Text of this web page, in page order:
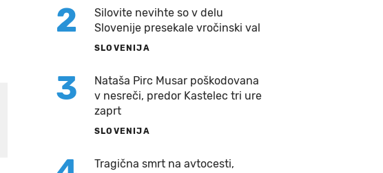
2
Silovite nevihte so v delu
Slovenije presekale vročinski val
SLOVENIJA
3
Nataša Pirc Musar poškodovana
v nesreči, predor Kastelec tri ure
zaprt
SLOVENIJA
Tragična smrt na avtocesti,